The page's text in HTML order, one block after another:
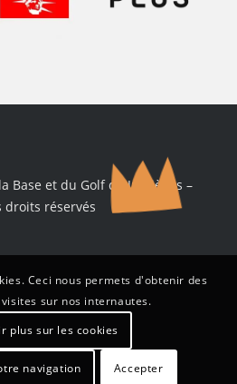
Base et du Golf de Jumièges –
droits réservés
Ceci nous permets d'obtenir des
sur nos internautes.
plus sur les cookies
navigation Accepter